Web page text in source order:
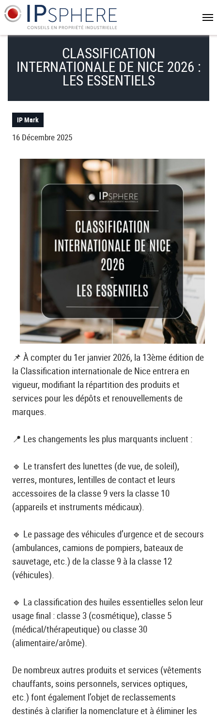
Aller
au
contenu
principal
CLASSIFICATION
INTERNATIONALE DE NICE 2026 :
LES ESSENTIELS
IP Mark
16 Décembre 2025
📌 À compter du 1er janvier 2026, la 13ème édition de
la Classification internationale de Nice entrera en
vigueur, modifiant la répartition des produits et
services pour les dépôts et renouvellements de
marques.
📍 Les changements les plus marquants incluent :
🔹 Le transfert des lunettes (de vue, de soleil),
verres, montures, lentilles de contact et leurs
accessoires de la classe 9 vers la classe 10
(appareils et instruments médicaux).
🔹 Le passage des véhicules d’urgence et de secours
(ambulances, camions de pompiers, bateaux de
sauvetage, etc.) de la classe 9 à la classe 12
(véhicules).
🔹 La classification des huiles essentielles selon leur
usage final : classe 3 (cosmétique), classe 5
(médical/thérapeutique) ou classe 30
(alimentaire/arôme).
De nombreux autres produits et services (vêtements
chauffants, soins personnels, services optiques,
etc.) font également l’objet de reclassements
destinés à clarifier la nomenclature et à éliminer les
Panneau de gestion des cookies